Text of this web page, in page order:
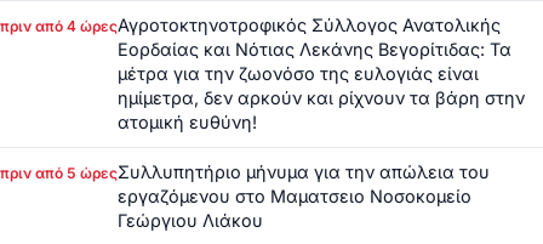
πριν από 4 ώρεςΑγροτοκτηνοτροφικός Σύλλογος Ανατολικής
Εορδαίας και Νότιας Λεκάνης Βεγορίτιδας: Τα
μέτρα για την ζωονόσο της ευλογιάς είναι
ημίμετρα, δεν αρκούν και ρίχνουν τα βάρη στην
ατομική ευθύνη!
πριν από 5 ώρεςΣυλλυπητήριο μήνυμα για την απώλεια του
εργαζόμενου στο Μαματσειο Νοσοκομείο
Γεώργιου Λιάκου